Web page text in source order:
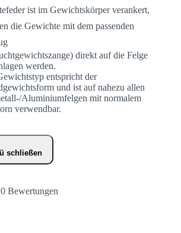
ist im Gewichtskörper verankert,
die Gewichte mit dem passenden
direkt auf die Felge
werden.
entspricht der
und ist auf nahezu allen
Aluminiumfelgen mit normalem
verwendbar.
schließen
Bewertungen